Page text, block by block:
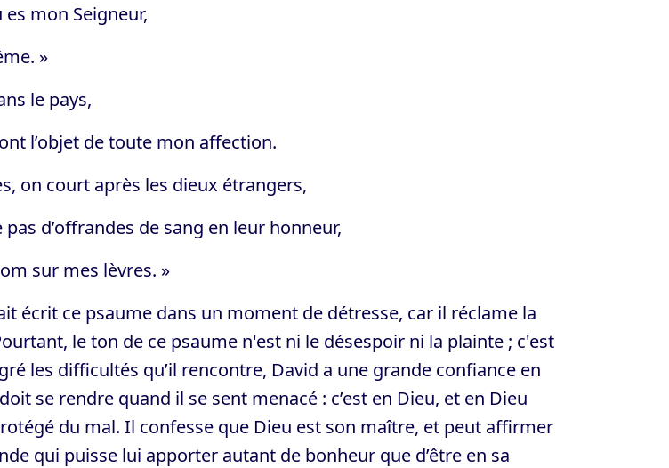
es mon Seigneur,
»
le pays,
l’objet de toute mon affection.
on court après les dieux étrangers,
d’offrandes de sang en leur honneur,
sur mes lèvres. »
écrit ce psaume dans un moment de détresse, car il réclame la
le ton de ce psaume n'est ni le désespoir ni la plainte ; c'est
les difficultés qu’il rencontre, David a une grande confiance en
se rendre quand il se sent menacé : c’est en Dieu, et en Dieu
du mal. Il confesse que Dieu est son maître, et peut affirmer
qui puisse lui apporter autant de bonheur que d’être en sa